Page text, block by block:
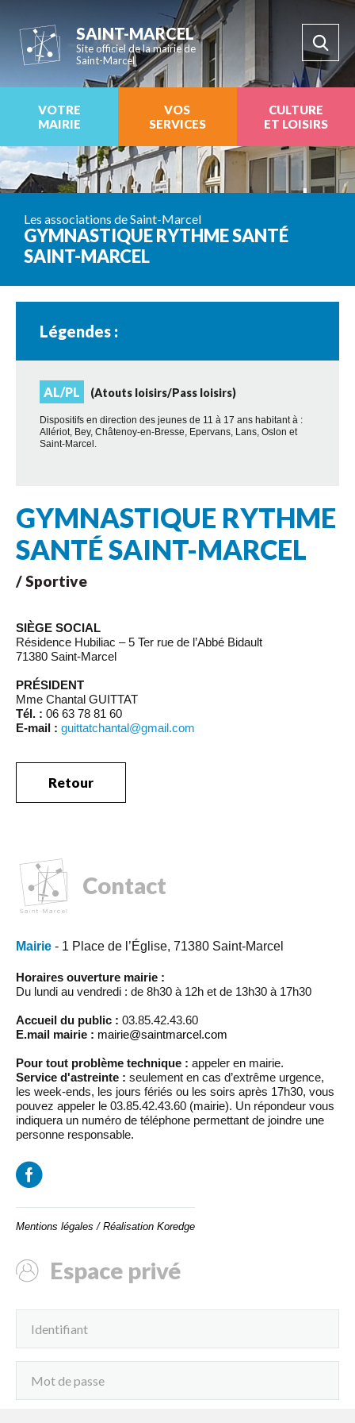
SAINT-MARCEL
Site officiel de la mairie de
Saint-Marcel
VOTRE
MAIRIE
VOS
SERVICES
CULTURE
ET LOISIRS
Les associations de Saint-Marcel
GYMNASTIQUE RYTHME SANTÉ
SAINT-MARCEL
Légendes :
AL/PL (Atouts loisirs/Pass loisirs)
Dispositifs en direction des jeunes de 11 à 17 ans habitant à :
Allériot, Bey, Châtenoy-en-Bresse, Epervans, Lans, Oslon et
Saint-Marcel.
GYMNASTIQUE RYTHME
SANTÉ SAINT-MARCEL
/ Sportive
SIÈGE SOCIAL
Résidence Hubiliac – 5 Ter rue de l’Abbé Bidault
71380 Saint-Marcel
PRÉSIDENT
Mme Chantal GUITTAT
Tél. : 06 63 78 81 60
E-mail : guittatchantal@gmail.com
Retour
Contact
Mairie - 1 Place de l’Église, 71380 Saint-Marcel
Horaires ouverture mairie :
Du lundi au vendredi : de 8h30 à 12h et de 13h30 à 17h30
Accueil du public : 03.85.42.43.60
E.mail mairie : mairie@saintmarcel.com
Pour tout problème technique : appeler en mairie.
Service d'astreinte : seulement en cas d’extrême urgence,
les week-ends, les jours fériés ou les soirs après 17h30, vous
pouvez appeler le 03.85.42.43.60 (mairie). Un répondeur vous
indiquera un numéro de téléphone permettant de joindre une
personne responsable.
Mentions légales / Réalisation Koredge
Espace privé